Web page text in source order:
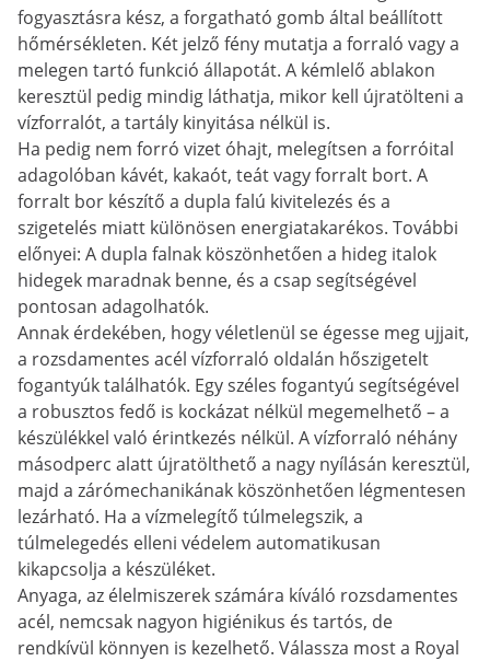
fogyasztásra kész, a forgatható gomb által beállított
hőmérsékleten. Két jelző fény mutatja a forraló vagy a
melegen tartó funkció állapotát. A kémlelő ablakon
keresztül pedig mindig láthatja, mikor kell újratölteni a
vízforralót, a tartály kinyitása nélkül is.
Ha pedig nem forró vizet óhajt, melegítsen a forróital
adagolóban kávét, kakaót, teát vagy forralt bort. A
forralt bor készítő a dupla falú kivitelezés és a
szigetelés miatt különösen energiatakarékos. További
előnyei: A dupla falnak köszönhetően a hideg italok
hidegek maradnak benne, és a csap segítségével
pontosan adagolhatók.
Annak érdekében, hogy véletlenül se égesse meg ujjait,
a rozsdamentes acél vízforraló oldalán hőszigetelt
fogantyúk találhatók. Egy széles fogantyú segítségével
a robusztos fedő is kockázat nélkül megemelhető – a
készülékkel való érintkezés nélkül. A vízforraló néhány
másodperc alatt újratölthető a nagy nyílásán keresztül,
majd a zárómechanikának köszönhetően légmentesen
lezárható. Ha a vízmelegítő túlmelegszik, a
túlmelegedés elleni védelem automatikusan
kikapcsolja a készüléket.
Anyaga, az élelmiszerek számára kíváló rozsdamentes
acél, nemcsak nagyon higiénikus és tartós, de
rendkívül könnyen is kezelhető. Válassza most a Royal